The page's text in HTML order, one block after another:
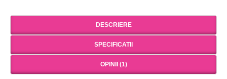
DESCRIERE
SPECIFICATII
OPINII (1)